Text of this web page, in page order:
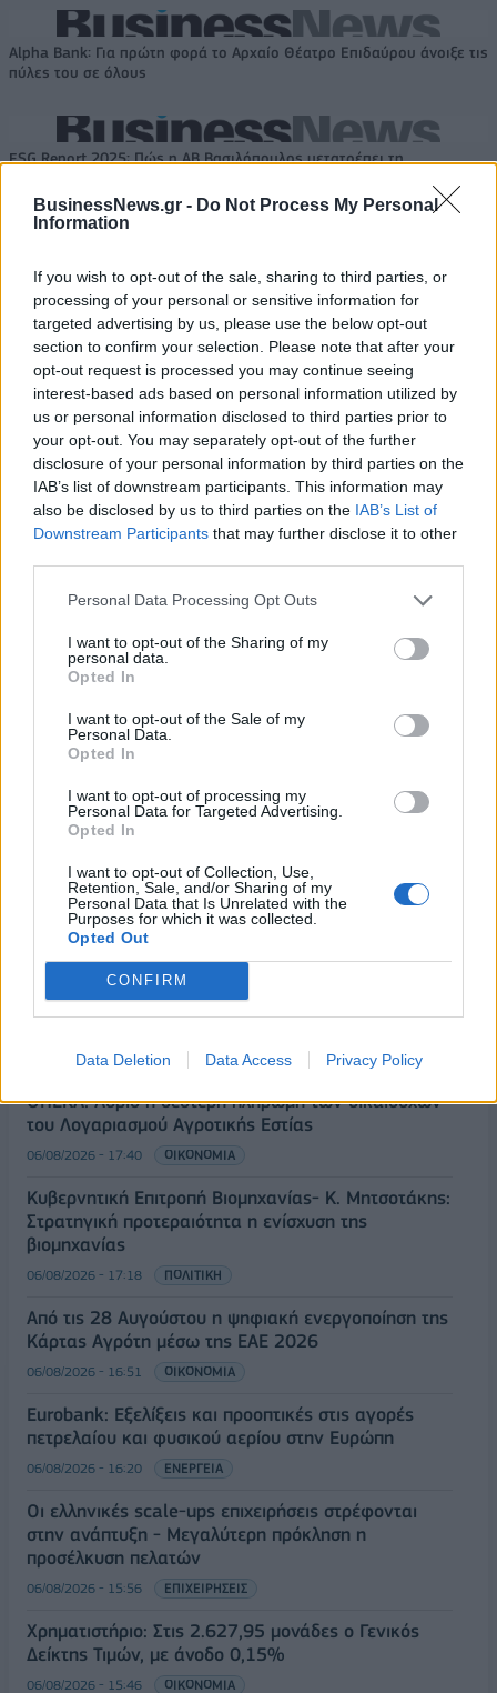
BusinessNews.gr - Do Not Process My Personal
Information
If you wish to opt-out of the sale, sharing to third parties, or
processing of your personal or sensitive information for
targeted advertising by us, please use the below opt-out
section to confirm your selection. Please note that after your
opt-out request is processed you may continue seeing
interest-based ads based on personal information utilized by
us or personal information disclosed to third parties prior to
your opt-out. You may separately opt-out of the further
disclosure of your personal information by third parties on the
IAB’s list of downstream participants. This information may
also be disclosed by us to third parties on the IAB’s List of
Downstream Participants that may further disclose it to other
Personal Data Processing Opt Outs
I want to opt-out of the Sharing of my
personal data.
Opted In
I want to opt-out of the Sale of my
Personal Data.
Opted In
I want to opt-out of processing my
Personal Data for Targeted Advertising.
Opted In
I want to opt-out of Collection, Use,
Retention, Sale, and/or Sharing of my
Personal Data that Is Unrelated with the
Purposes for which it was collected.
Opted Out
CONFIRM
Data Deletion Data Access Privacy Policy
Alpha Bank: Για πρώτη φορά το Αρχαίο Θέατρο Επιδαύρου άνοιξε τις
πύλες του σε όλους
ESG Report 2025: Πώς η ΑΒ Βασιλόπουλος μετατρέπει τη
ΠΕΡΙΣΣΌΤΕΡΑ ΣΕ ΑΥΤΉ ΤΗΝ ΚΑΤΗΓΟΡΊΑ
Δήμας: Η Ελλάδα
επέστρεψε δυναμικά στο
Ευρωπαϊκή αγορά
smartphones: Στα
χειρότερα επίπεδα της
τελευταίας δεκαετίας
23/06/2022 - 15:20
ΡΟΗ ΕΙΔΗΣΕΩΝ
Χρηματιστήριο: Πτώση κατά 0,59%, στα 320,42
06/08/2026 - 18:10 ΟΙΚΟΝΟΜΙΑ
ΟΠΕΚΑ: Αύριο η δεύτερη πληρωμή των δικαιούχων
του Λογαριασμού Αγροτικής Εστίας
06/08/2026 - 17:40 ΟΙΚΟΝΟΜΙΑ
Κυβερνητική Επιτροπή Βιομηχανίας- Κ. Μητσοτάκης:
Στρατηγική προτεραιότητα η ενίσχυση της
βιομηχανίας
06/08/2026 - 17:18 ΠΟΛΙΤΙΚΗ
Από τις 28 Αυγούστου η ψηφιακή ενεργοποίηση της
Κάρτας Αγρότη μέσω της ΕΑΕ 2026
06/08/2026 - 16:51 ΟΙΚΟΝΟΜΙΑ
Eurobank: Εξελίξεις και προοπτικές στις αγορές
πετρελαίου και φυσικού αερίου στην Ευρώπη
06/08/2026 - 16:20 ΕΝΕΡΓΕΙΑ
Οι ελληνικές scale-ups επιχειρήσεις στρέφονται
στην ανάπτυξη - Μεγαλύτερη πρόκληση η
προσέλκυση πελατών
06/08/2026 - 15:56 ΕΠΙΧΕΙΡΗΣΕΙΣ
Χρηματιστήριο: Στις 2.627,95 μονάδες ο Γενικός
Δείκτης Τιμών, με άνοδο 0,15%
06/08/2026 - 15:46 ΟΙΚΟΝΟΜΙΑ